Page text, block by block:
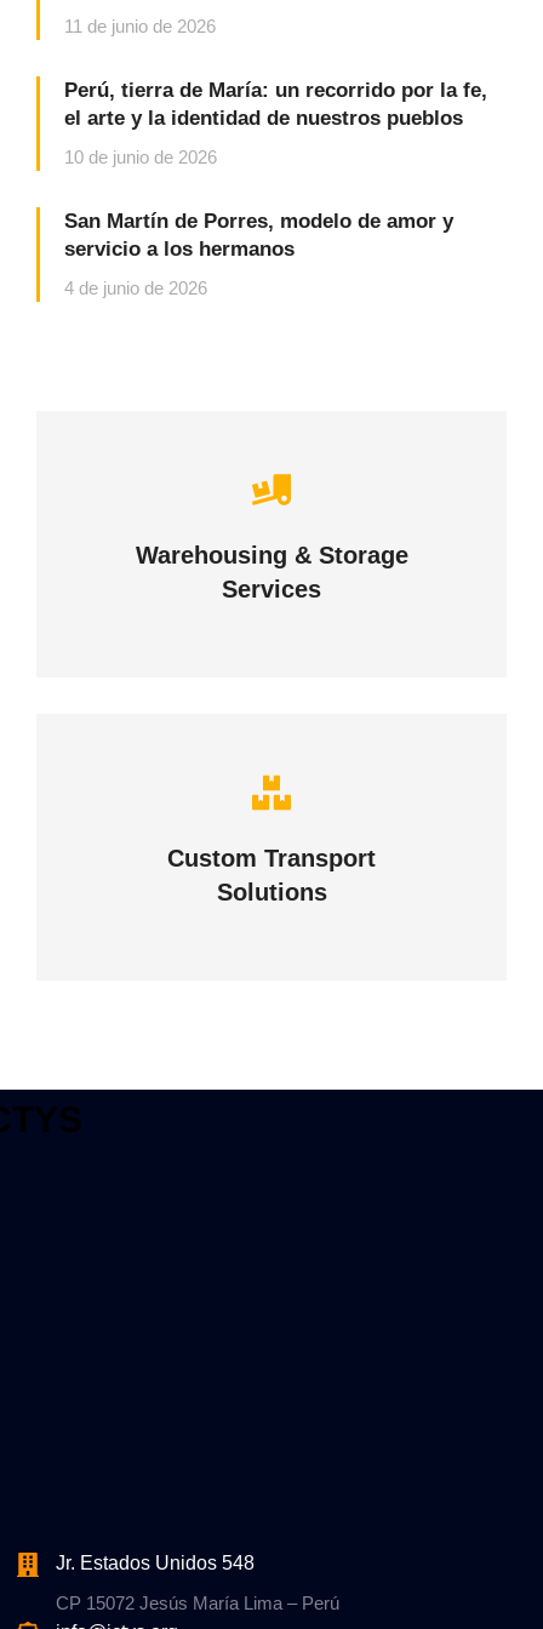
11 de junio de 2026
Perú, tierra de María: un recorrido por la fe,
el arte y la identidad de nuestros pueblos
10 de junio de 2026
San Martín de Porres, modelo de amor y
servicio a los hermanos
4 de junio de 2026
Warehousing & Storage
Services
Careful storage of your goods
VIEW DETAILS
Custom Transport
Solutions
Complex logistic solutions for
VIEW DETAILS
Jr. Estados Unidos 548
CP 15072 Jesús María Lima – Perú